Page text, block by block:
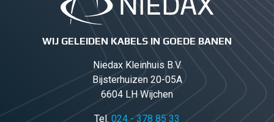
WIJ GELEIDEN KABELS IN GOEDE BANEN
Niedax Kleinhuis B.V.
Bijsterhuizen 20-05A
6604 LH Wijchen
Tel. 024 - 378 85 33